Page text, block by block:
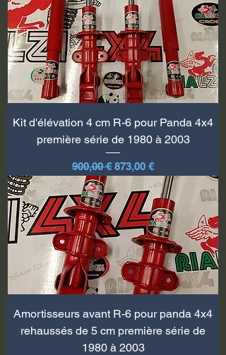
Kit d'élévation 4 cm R-6 pour Panda 4x4
première série de 1980 à 2003
Prix original
900,00 € Prix promotionnel
873,00 €
Amortisseurs avant R-6 pour panda 4x4
rehaussés de 5 cm première série de
1980 à 2003